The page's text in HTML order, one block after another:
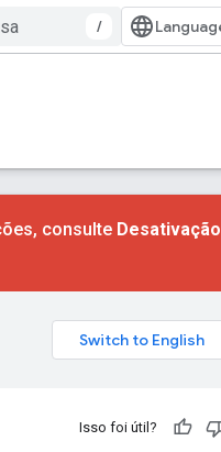
/
consulte Desativação
Isso foi útil?